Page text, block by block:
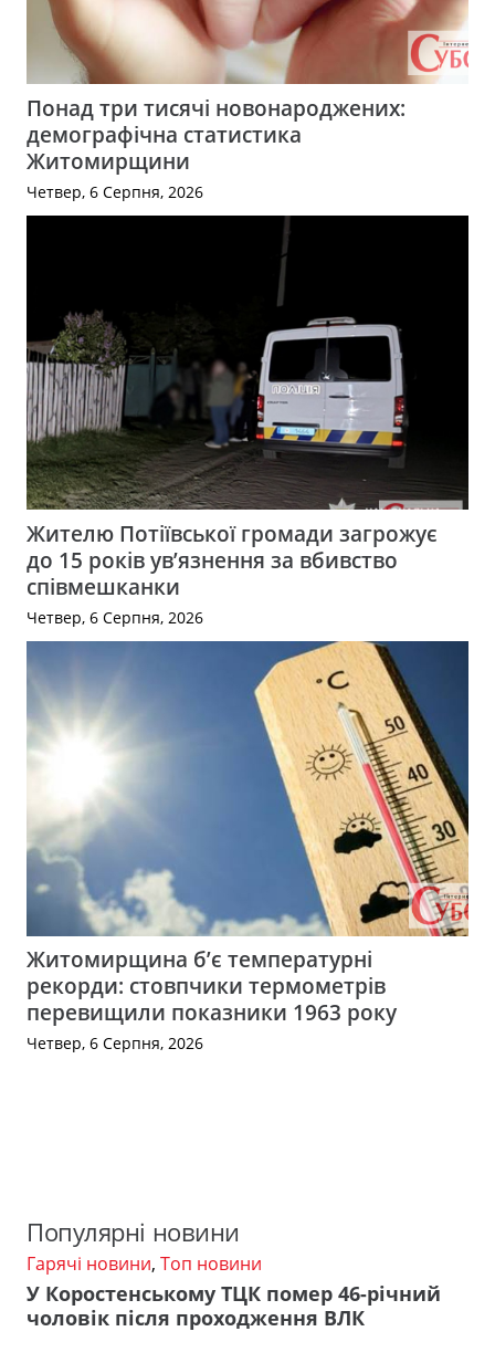
Понад три тисячі новонароджених:
демографічна статистика
Житомирщини
Четвер, 6 Серпня, 2026
Жителю Потіївської громади загрожує
до 15 років ув’язнення за вбивство
співмешканки
Четвер, 6 Серпня, 2026
Житомирщина б’є температурні
рекорди: стовпчики термометрів
перевищили показники 1963 року
Четвер, 6 Серпня, 2026
Популярні новини
Гарячі новини, Топ новини
У Коростенському ТЦК помер 46-річний
чоловік після проходження ВЛК